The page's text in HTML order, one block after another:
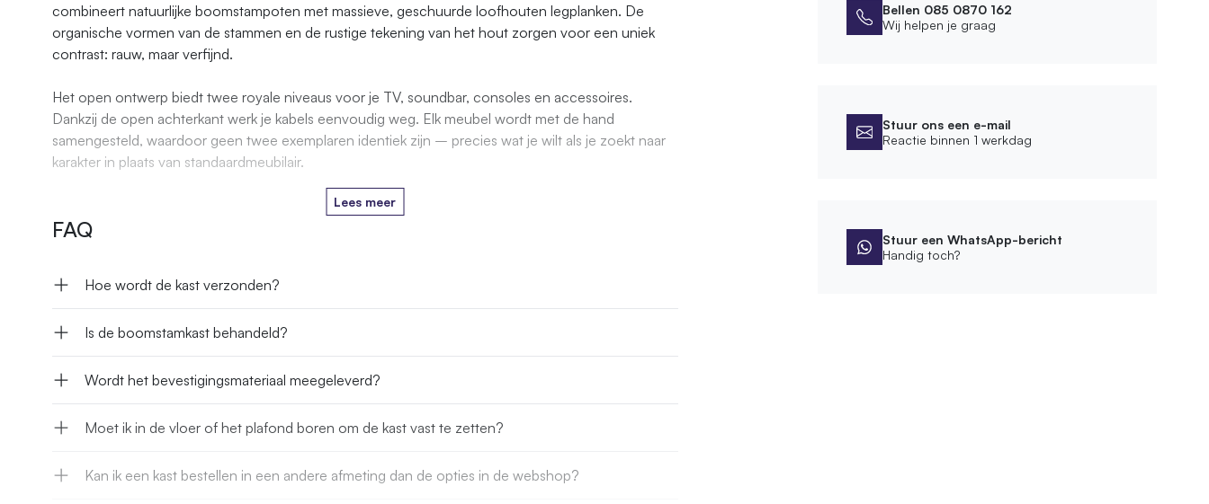
combineert natuurlijke boomstam­poten met massieve, geschuurde loofhouten legplanken. De
organische vormen van de stammen en de rustige tekening van het hout zorgen voor een uniek
contrast: rauw, maar verfijnd.
Het open ontwerp biedt twee royale niveaus voor je TV, soundbar, consoles en accessoires.
Dankzij de open achterkant werk je kabels eenvoudig weg. Elk meubel wordt met de hand
samengesteld, waardoor geen twee exemplaren identiek zijn – precies wat je wilt als je zoekt naar
karakter in plaats van standaardmeubilair.
Lees meer
FAQ
Hoe wordt de kast verzonden?
Is de boomstamkast behandeld?
Wordt het bevestigingsmateriaal meegeleverd?
Moet ik in de vloer of het plafond boren om de kast vast te zetten?
Kan ik een kast bestellen in een andere afmeting dan de opties in de webshop?
Bellen 085 0870 162
Wij helpen je graag
Stuur ons een e-mail
Reactie binnen 1 werkdag
Stuur een WhatsApp-bericht
Handig toch?